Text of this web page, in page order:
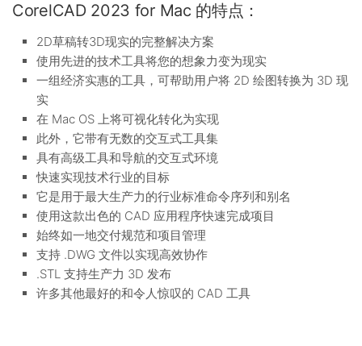
CorelCAD 2023 for Mac 的特点：
2D草稿转3D现实的完整解决方案
使用先进的技术工具将您的想象力变为现实
一组经济实惠的工具，可帮助用户将 2D 绘图转换为 3D 现
实
在 Mac OS 上将可视化转化为实现
此外，它带有无数的交互式工具集
具有高级工具和导航的交互式环境
快速实现技术行业的目标
它是用于最大生产力的行业标准命令序列和别名
使用这款出色的 CAD 应用程序快速完成项目
始终如一地交付规范和项目管理
支持 .DWG 文件以实现高效协作
.STL 支持生产力 3D 发布
许多其他最好的和令人惊叹的 CAD 工具